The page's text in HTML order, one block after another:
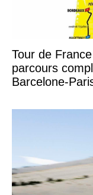
Tour de
parcours
Barcelone-